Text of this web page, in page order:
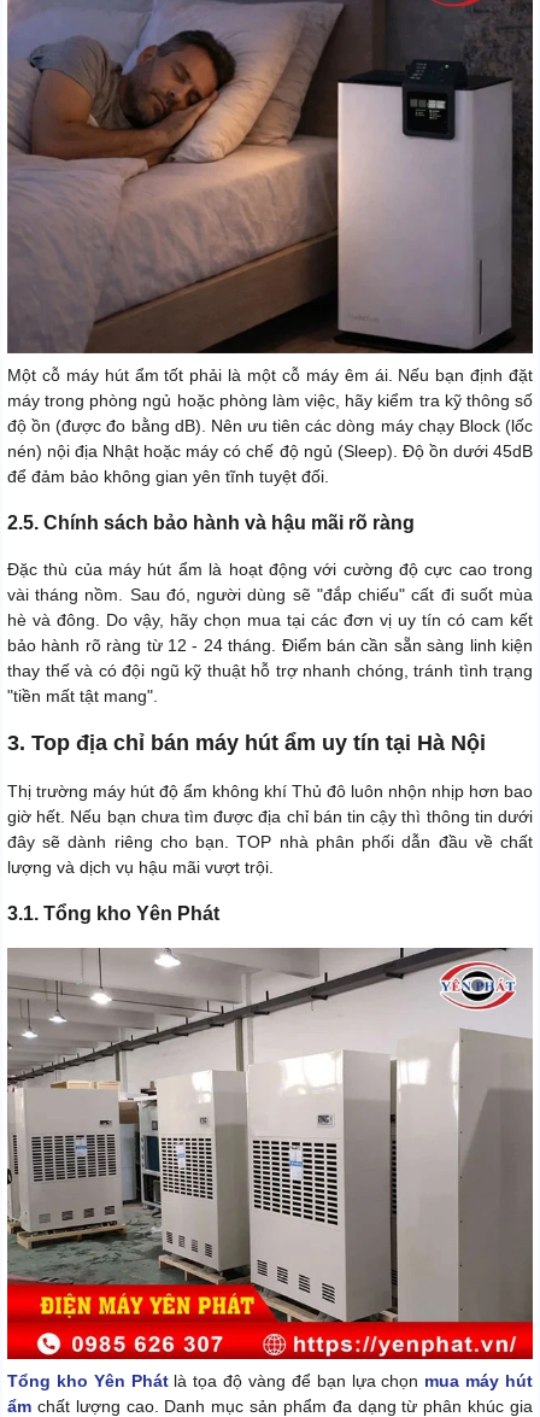
Một cỗ máy hút ẩm tốt phải là một cỗ máy êm ái. Nếu bạn định đặt
máy trong phòng ngủ hoặc phòng làm việc, hãy kiểm tra kỹ thông số
độ ồn (được đo bằng dB). Nên ưu tiên các dòng máy chạy Block (lốc
nén) nội địa Nhật hoặc máy có chế độ ngủ (Sleep). Độ ồn dưới 45dB
để đảm bảo không gian yên tĩnh tuyệt đối.
2.5. Chính sách bảo hành và hậu mãi rõ ràng
Đặc thù của máy hút ẩm là hoạt động với cường độ cực cao trong
vài tháng nồm. Sau đó, người dùng sẽ "đắp chiếu" cất đi suốt mùa
hè và đông. Do vậy, hãy chọn mua tại các đơn vị uy tín có cam kết
bảo hành rõ ràng từ 12 - 24 tháng. Điểm bán cần sẵn sàng linh kiện
thay thế và có đội ngũ kỹ thuật hỗ trợ nhanh chóng, tránh tình trạng
"tiền mất tật mang".
3. Top địa chỉ bán máy hút ẩm uy tín tại Hà Nội
Thị trường máy hút độ ẩm không khí Thủ đô luôn nhộn nhịp hơn bao
giờ hết. Nếu bạn chưa tìm được địa chỉ bán tin cậy thì thông tin dưới
đây sẽ dành riêng cho bạn. TOP nhà phân phối dẫn đầu về chất
lượng và dịch vụ hậu mãi vượt trội.
3.1. Tổng kho Yên Phát
Tổng kho Yên Phátlà tọa độ vàng để bạn lựa chọn mua máy hút
ẩm chất lượng cao. Danh mục sản phẩm đa dạng từ phân khúc gia